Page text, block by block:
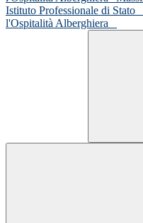
Istituto Professionale di Stato
l'Ospitalità Alberghiera